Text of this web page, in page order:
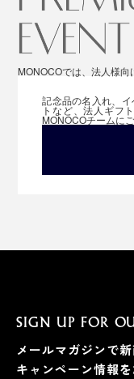
MONOCOでは、法人様向
記念品の名入れ、
トなど、法人ギフ
MONOCOチームに
SIGN UP FOR
メールマガジンで新
キャンペーン情報を